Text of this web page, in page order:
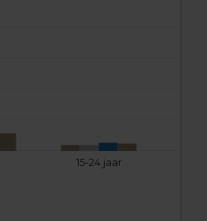
15-24 jaar